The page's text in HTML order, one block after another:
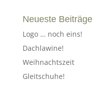
Neueste Beiträge
Logo … noch eins!
Dachlawine!
Weihnachtszeit
Gleitschuhe!